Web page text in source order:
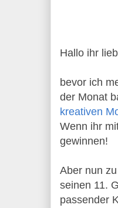
Hallo ihr
bevor ich
der Monat
kreativen
Wenn ihr
gewinnen!
Aber nun
seinen 11.
passender